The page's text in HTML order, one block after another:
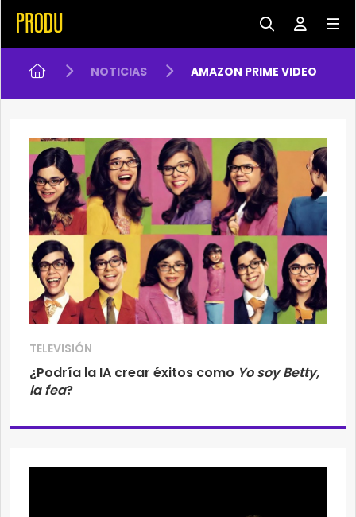
NOTICIAS AMAZON PRIME VIDEO
TELEVISIÓN
¿Podría la IA crear éxitos como Yo soy Betty,
la fea?